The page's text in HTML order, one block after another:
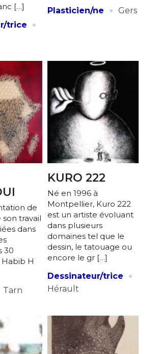
[…]
trice
·
Plasticien/ne
· Gers
de
travail
dans
30
Habib H
Tarn
KURO 222
Né en 1996 à
Montpellier, Kuro 222
est un artiste évoluant
dans plusieurs
domaines tel que le
dessin, le tatouage ou
encore le gr […]
Dessinateur/trice
·
Hérault